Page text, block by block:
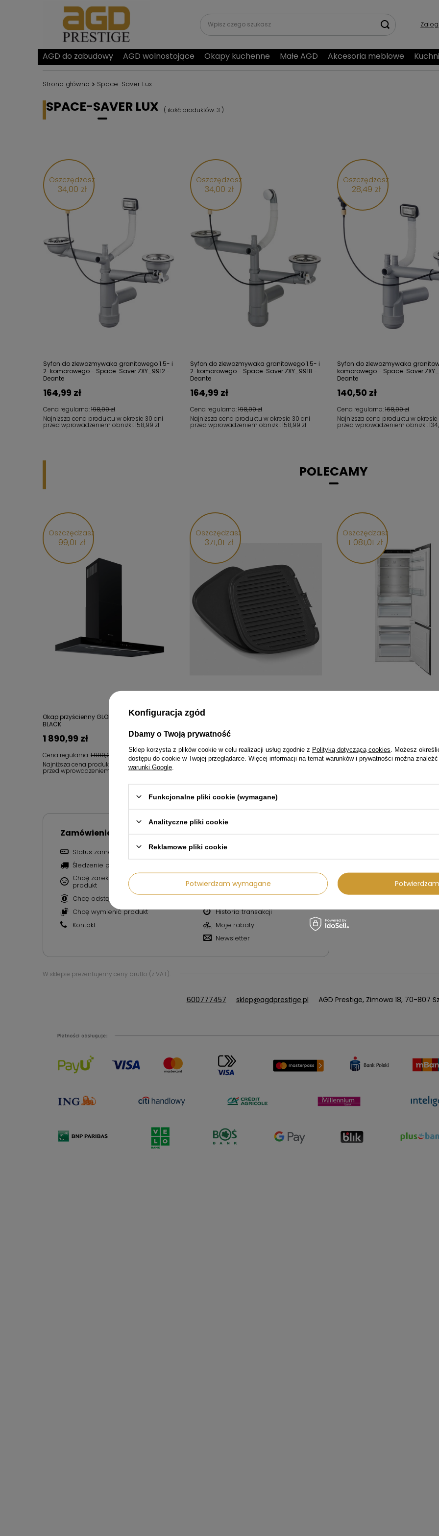
AGD do zabudowy AGD wolnostojące Okapy kuchenne Małe AGD Akcesoria meblowe
Strona główna Space-Saver Lux
SPACE-SAVER LUX ( ilość produktów:3 )
Oszczędzasz
34,00 zł
Syfon do zlewozmywaka granitowego 1.5- i
2-komorowego - Space-Saver ZXY_9912 -
Deante
Cena regularna:198,99 zł
164,99 zł
Najniższa cena produktu w okresie 30 dni
przed wprowadzeniem obniżki:158,99 zł
Oszczędzasz
34,00 zł
Syfon do zlewozmywaka granitowego 1.5- i
2-komorowego - Space-Saver ZXY_9918 -
Deante
Cena regularna:198,99 zł
164,99 zł
Najniższa cena produktu w okresie 30 dni
przed wprowadzeniem obniżki:158,99 zł
Oszczędzasz
28,49 zł
Syfon do zlewozmywaka
komorowego - Space-Saver
Deante
Cena regularna:168,99 zł
140,50 zł
Najniższa cena produktu w okresie
przed wprowadzeniem obniżki:
POLECAMY
Oszczędzasz
99,01 zł
Okap przyścienny GLOBALO LONATIO 90.2
BLACK
Cena regularna:1 990,00 zł
1 890,99 zł
Najniższa cena produktu w okresie 30 dni
przed wprowadzeniem obniżki:1 890,99 zł
Oszczędzasz
371,01 zł
Grill elektryczny wielofunkcyjny MGGP01 -
Cena regularna: 2 471,00 zł
2 099,99 zł
Najniższa cena produktu w okresie 30 dni
Oszczędzasz
1 081,01 zł
Cena regularna:7 209,00 zł
Najniższa cena produktu w okresie
Zamówienia
Status zamówienia
Śledzenie przesyłki
Chcę zareklamować
produkt
Chcę odstąpić od umowy
Chcę wymienić produkt
Kontakt
Zarejestruj się
Lista zakupionych
Historia transakcji
Moje rabaty
Newsletter
Polityka prywatności
W sklepie prezentujemy ceny brutto (z VAT).
600777457 sklep@agdprestige.pl AGD Prestige, Zimowa 18, 70-807
Konfiguracja zgód
Dbamy o Twoją prywatność
Sklep korzysta z plików cookie w celu realizacji usług zgodnie z Polityką dotyczącą cookies . Możesz
dostępu do cookie w Twojej przeglądarce. Więcej informacji na temat warunków i prywatności można
warunki Google
Funkcjonalne pliki cookie (wymagane)
Analityczne pliki cookie
Reklamowe pliki cookie
Potwierdzam wymagane